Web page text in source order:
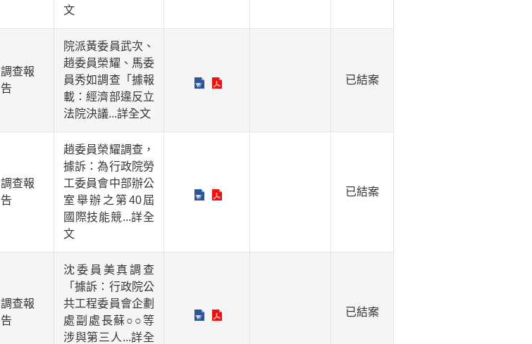
文
調查報
告
院派黃委員武次、
趙委員榮耀、馬委
員秀如調查「據報
載：經濟部違反立
法院決議...詳全文
已結案
調查報
告
趙委員榮耀調查，
據訴：為行政院勞
工委員會中部辦公
室舉辦之第40屆
國際技能競...詳全
文
已結案
調查報
告
沈委員美真調查
「據訴：行政院公
共工程委員會企劃
處副處長蘇○○等
涉與第三人 ...詳全
已結案